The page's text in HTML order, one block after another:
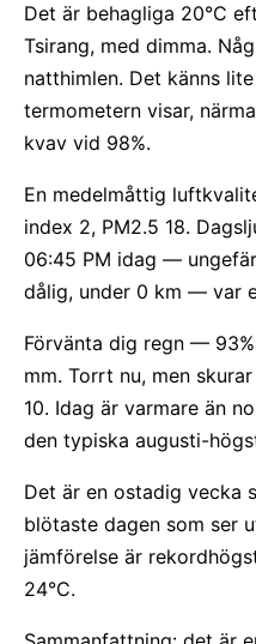
Det är behagliga 20°C
Tsirang, med dimma.
natthimlen. Det känns
termometern visar,
kvav vid 98%.
En medelmåttig
index 2, PM2.5 18.
06:45 PM idag —
dålig, under 0 km — var
Förvänta dig regn —
mm. Torrt nu, men
10. Idag är varmare än
den typiska augusti-
Det är en ostadig vecka
blötaste dagen som ser
jämförelse är
24°C.